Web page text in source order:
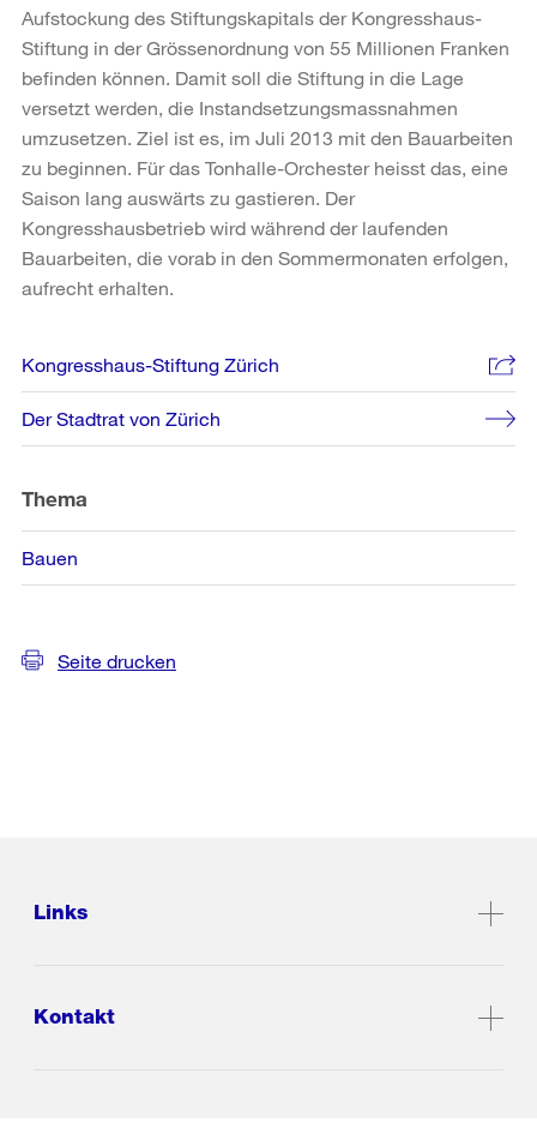
Aufstockung des Stiftungskapitals der Kongresshaus-
Stiftung in der Grössenordnung von 55 Millionen Franken
befinden können. Damit soll die Stiftung in die Lage
versetzt werden, die Instandsetzungsmassnahmen
umzusetzen. Ziel ist es, im Juli 2013 mit den Bauarbeiten
zu beginnen. Für das Tonhalle-Orchester heisst das, eine
Saison lang auswärts zu gastieren. Der
Kongresshausbetrieb wird während der laufenden
Bauarbeiten, die vorab in den Sommermonaten erfolgen,
aufrecht erhalten.
Weitere
Informationen
Kongresshaus-Stiftung Zürich
Der Stadtrat von Zürich
Thema
Bauen
Seite drucken
Links
Kontakt